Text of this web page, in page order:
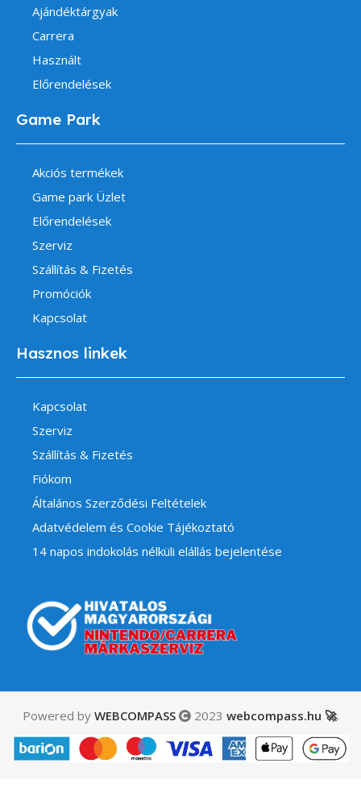
Ajándéktárgyak
Carrera
Használt
Előrendelések
Game Park
Akciós termékek
Game park Üzlet
Előrendelések
Szerviz
Szállítás & Fizetés
Promóciók
Kapcsolat
Hasznos linkek
Kapcsolat
Szerviz
Szállítás & Fizetés
Fiókom
Általános Szerződési Feltételek
Adatvédelem és Cookie Tájékoztató
14 napos indokolás nélküli elállás bejelentése
Powered by WEBCOMPASS 2023 webcompass.hu 🚀.